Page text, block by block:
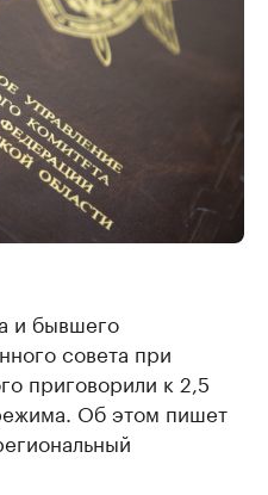
и бывшего
совета при
приговорили к 2,5
Об этом пишет